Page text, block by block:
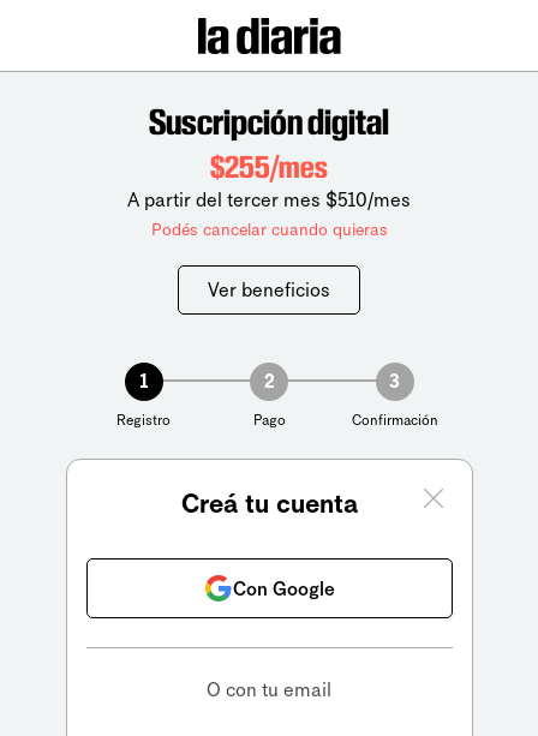
Suscripción digital
$255/mes
A partir del tercer mes $510/mes
Podés cancelar cuando quieras
Ver beneficios
1
Registro
2
Pago
3
Confirmación
Creá tu cuenta
Con Google
O con tu email